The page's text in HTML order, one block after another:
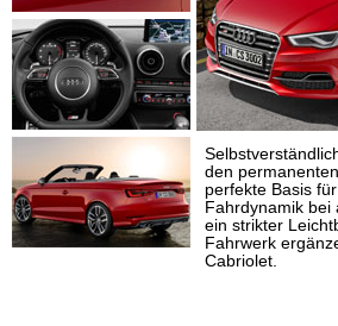
den
perfekte Basis
Fahrdynamik bei
ein strikter
Fahrwerk
Cabriolet.